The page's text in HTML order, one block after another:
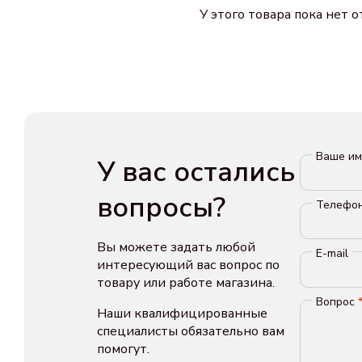
У этого товара пока нет
У вас остались
вопросы?
Вы можете задать любой
интересующий вас вопрос по
товару или работе магазина.
Наши квалифицированные
специалисты обязательно вам
помогут.
Ваше
E-mail
Вопрос *